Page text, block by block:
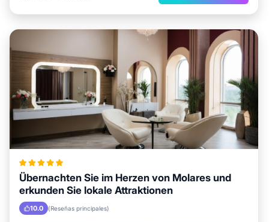
Übernachten Sie im Herzen von Molares und
erkunden Sie lokale Attraktionen
10.0 (Reseñas principales)